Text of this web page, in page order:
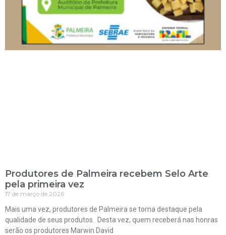
Produtores de Palmeira recebem Selo Arte
pela primeira vez
17 de março de 2026
Mais uma vez, produtores de Palmeira se torna destaque pela
qualidade de seus produtos. Desta vez, quem receberá nas honras
serão os produtores Marwin David